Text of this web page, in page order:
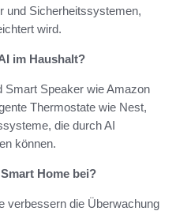
und Sicherheitssystemen,
wird.
im Haushalt?
Smart Speaker wie Amazon
Thermostate wie Nest,
die durch AI
können.
Home bei?
verbessern die Überwachung